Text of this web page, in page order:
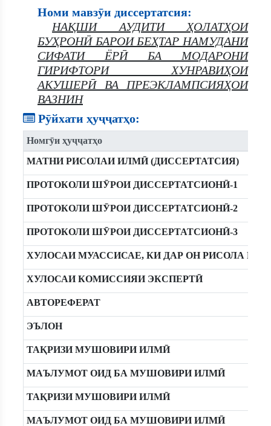
Номи мавзӯи диссертатсия:
НАҚШИ АУДИТИ ҲОЛАТҲОИ
БУҲРОНӢ БАРОИ БЕҲТАР НАМУДАНИ
СИФАТИ ЁРӢ БА МОДАРОНИ
ГИРИФТОРИ ХУНРАВИҲОИ
АКУШЕРӢ ВА ПРЕЭКЛАМПСИЯҲОИ
ВАЗНИН
Рӯйхати ҳуҷҷатҳо:
Номгӯи ҳуҷҷатҳо
МАТНИ РИСОЛАИ ИЛМӢ (ДИССЕРТАТСИЯ)
ПРОТОКОЛИ ШӮРОИ ДИССЕРТАТСИОНӢ-1
ПРОТОКОЛИ ШӮРОИ ДИССЕРТАТСИОНӢ-2
ПРОТОКОЛИ ШӮРОИ ДИССЕРТАТСИОНӢ-3
ХУЛОСАИ МУАССИСАЕ, КИ ДАР ОН РИСОЛА
ХУЛОСАИ КОМИССИЯИ ЭКСПЕРТӢ
АВТОРЕФЕРАТ
ЭЪЛОН
ТАҚРИЗИ МУШОВИРИ ИЛМӢ
МАЪЛУМОТ ОИД БА МУШОВИРИ ИЛМӢ
ТАҚРИЗИ МУШОВИРИ ИЛМӢ
МАЪЛУМОТ ОИД БА МУШОВИРИ ИЛМӢ